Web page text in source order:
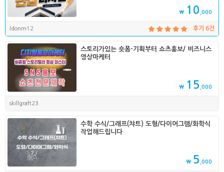
₩ 10 ,000
ldonm12 후기 6건
스토리가있는 숏폼-기획부터 쇼츠홍보/ 비즈니스
영상마케터
₩ 15 ,000
skillgraft23
수학 수식/그래프(챠트) 도형/다이어그램/화학식
작업해드립니다
₩ 5 ,000